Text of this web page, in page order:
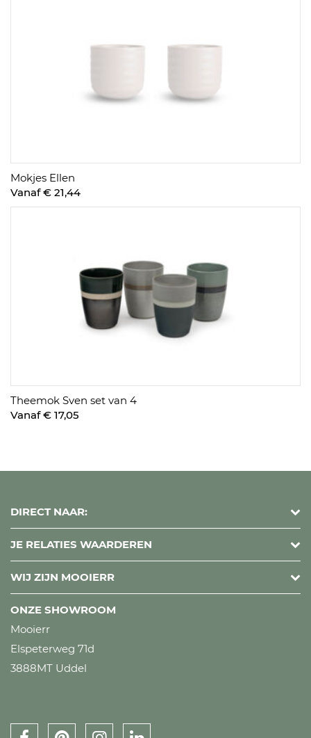
Mokjes Ellen
Vanaf € 21,44
Theemok Sven set van 4
Vanaf € 17,05
DIRECT NAAR:
JE RELATIES WAARDEREN
WIJ ZIJN MOOIERR
ONZE SHOWROOM
Mooierr
Elspeterweg 71d
3888MT Uddel